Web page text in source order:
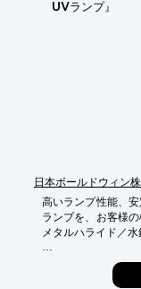
■特殊溶剤循環装置
UVランプ』
日本ボールドウィン
高いランプ性能、
ランプを、お客様
メタルハライド／
主にニスやコーテ